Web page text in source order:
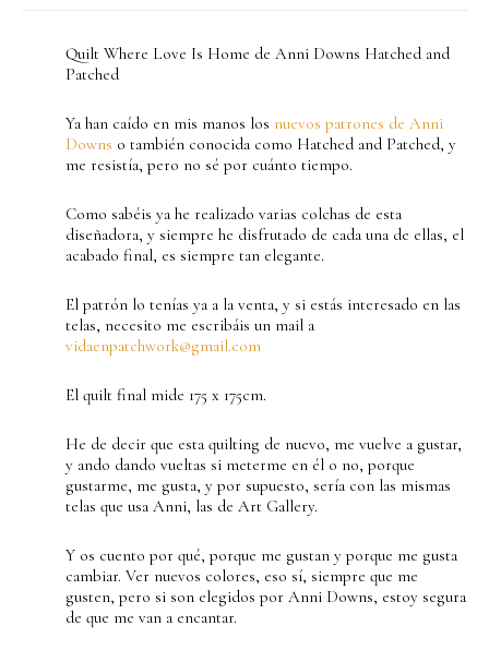
Quilt Where Love Is Home de Anni Downs Hatched and
Patched
Ya han caído en mis manos los nuevos patrones de Anni
Downs o también conocida como Hatched and Patched, y
me resistía, pero no sé por cuánto tiempo.
Como sabéis ya he realizado varias colchas de esta
diseñadora, y siempre he disfrutado de cada una de ellas, el
acabado final, es siempre tan elegante.
El patrón lo tenías ya a la venta, y si estás interesado en las
telas, necesito me escribáis un mail a
vidaenpatchwork@gmail.com
El quilt final mide 175 x 175cm.
He de decir que esta quilting de nuevo, me vuelve a gustar,
y ando dando vueltas si meterme en él o no, porque
gustarme, me gusta, y por supuesto, sería con las mismas
telas que usa Anni, las de Art Gallery.
Y os cuento por qué, porque me gustan y porque me gusta
cambiar. Ver nuevos colores, eso sí, siempre que me
gusten, pero si son elegidos por Anni Downs, estoy segura
de que me van a encantar.